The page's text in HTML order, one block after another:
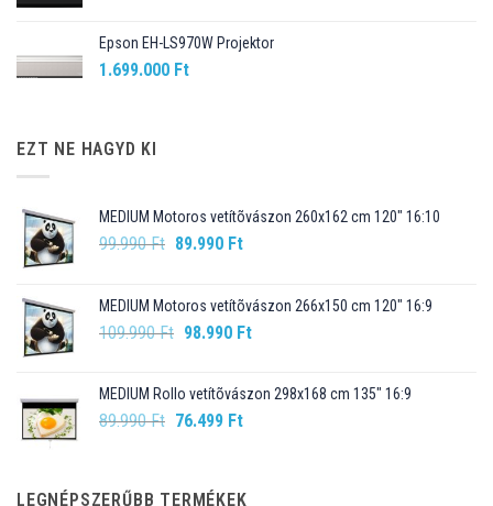
Epson EH-LS970W Projektor
1.699.000 Ft
EZT NE HAGYD KI
MEDIUM Motoros vetítõvászon 260x162 cm 120" 16:10
99.990Ft Original
99.990 Ft.
89.990 FtCurrent
89.990 Ft.
MEDIUM Motoros vetítõvászon 266x150 cm 120" 16:9
109.990Ft Original
109.990 Ft.
98.990 FtCurrent
98.990 Ft.
MEDIUM Rollo vetítõvászon 298x168 cm 135" 16:9
89.990Ft Original
89.990 Ft.
76.499 FtCurrent
76.499 Ft.
LEGNÉPSZERŰBB TERMÉKEK